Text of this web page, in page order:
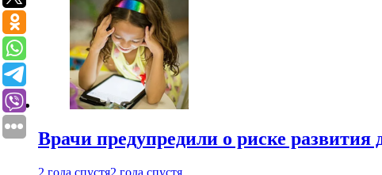
Врачи предупредили о риске развития
2 года спустя2 года спустя